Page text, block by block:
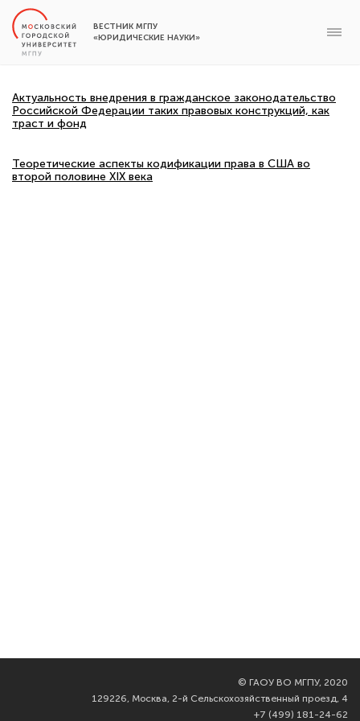
ВЕСТНИК МГПУ
«ЮРИДИЧЕСКИЕ НАУКИ»
Актуальность внедрения в гражданское законодательство
Российской Федерации таких правовых конструкций, как
траст и фонд
Теоретические аспекты кодификации права в США во
второй половине XIX века
© ГАОУ ВО МГПУ, 2020
129226, Москва, 2-й Сельскохозяйственный проезд, 4
+7 (499) 181-24-62